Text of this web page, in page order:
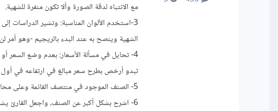
مع الانتباه لدقة الصورة وألا تكون منفرة للشهية.
3-استخدم الألوان المناسبة: وتشير الدراسات
الشهية وينصح به عند البدء بالريجيم -وهو
4- تحايل في مسألة الأسعار: بعدم وضع السعر
تبدو أرخص بطرح سعر مبالغ في ارتفاعه في أول
5- الصنف الموجود في منتصف القائمة وعلى محاذاة العين أكثر حظّا بالاختيار.
6- اشرح بشكل أكبر عن الصنف، واجعل القارئ يشعر بأنه في بيته، من الممكن أن تكتب عن مكونات الطبق أيضًا.